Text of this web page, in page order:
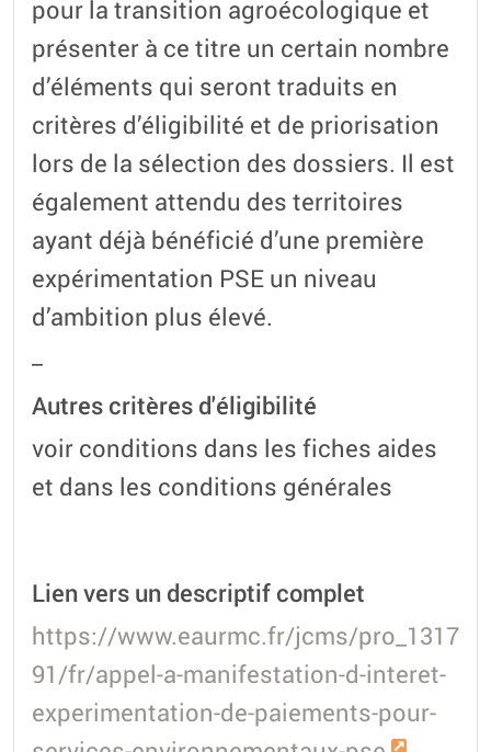
pour la transition agroécologique et
présenter à ce titre un certain nombre
d’éléments qui seront traduits en
critères d’éligibilité et de priorisation
lors de la sélection des dossiers. Il est
également attendu des territoires
ayant déjà bénéficié d’une première
expérimentation PSE un niveau
d’ambition plus élevé.
Autres critères d'éligibilité
voir conditions dans les fiches aides
et dans les conditions générales
Lien vers un descriptif complet
https://www.eaurmc.fr/jcms/pro_1317
91/fr/appel-a-manifestation-d-interet-
experimentation-de-paiements-pour-